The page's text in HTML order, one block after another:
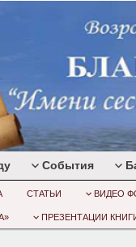
События
СТАТЬИ ВИДЕО
ПРЕЗЕНТАЦИИ